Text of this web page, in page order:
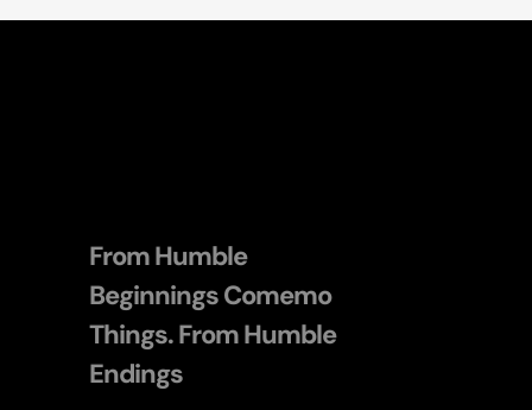
From Humble
Beginnings Comemo
Things. From Humble
Endings